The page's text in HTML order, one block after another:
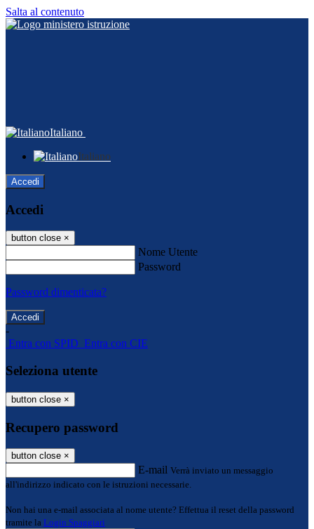
Salta al contenuto
Italiano
Italiano
Accedi
Accedi
button close ×
Nome Utente
Password
Password dimenticata?
-
Entra con SPID Entra con CIE
Seleziona utente
button close ×
Recupero password
button close ×
E-mail Verrà inviato un messaggio
all'indirizzo indicato con le istruzioni necessarie.
Non hai una e-mail associata al nome utente? Effettua il reset della password
tramite la Login Spaggiari